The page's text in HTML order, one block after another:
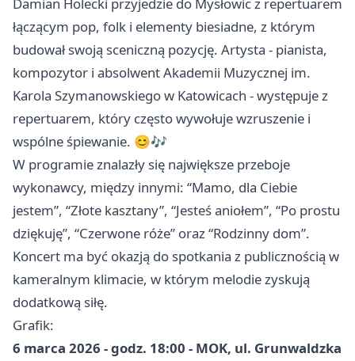
Damian Holecki przyjedzie do Mysłowic z repertuarem
łączącym pop, folk i elementy biesiadne, z którym
budował swoją sceniczną pozycję. Artysta - pianista,
kompozytor i absolwent Akademii Muzycznej im.
Karola Szymanowskiego w Katowicach - występuje z
repertuarem, który często wywołuje wzruszenie i
wspólne śpiewanie. 😊🎶
W programie znalazły się największe przeboje
wykonawcy, między innymi: “Mamo, dla Ciebie
jestem”, “Złote kasztany”, “Jesteś aniołem”, “Po prostu
dziękuję”, “Czerwone róże” oraz “Rodzinny dom”.
Koncert ma być okazją do spotkania z publicznością w
kameralnym klimacie, w którym melodie zyskują
dodatkową siłę.
Grafik:
6 marca 2026 - godz. 18:00 - MOK, ul. Grunwaldzka